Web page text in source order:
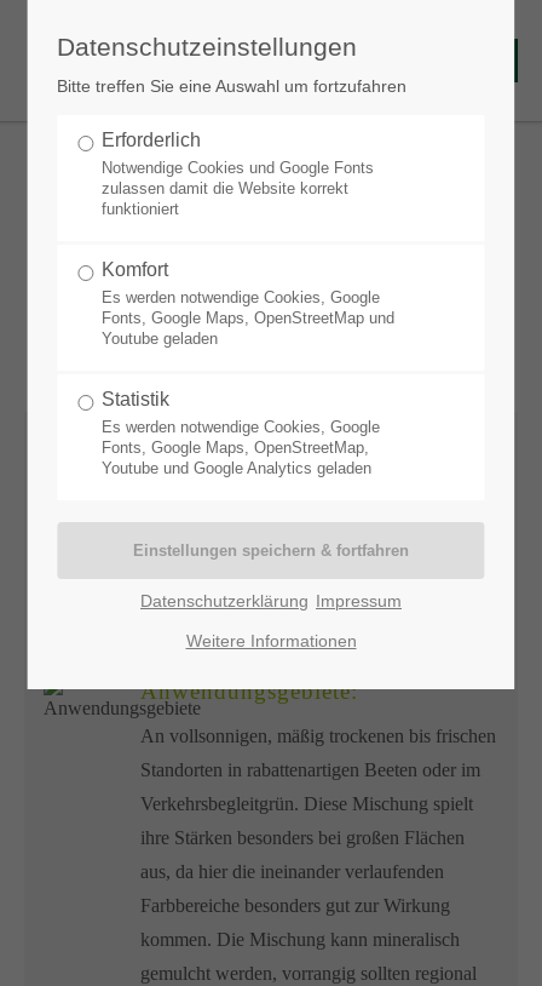
Standort:
Licht:
Anwendungsgebiete:
An vollsonnigen, mäßig trockenen bis frischen
Standorten in rabattenartigen Beeten oder im
Verkehrsbegleitgrün. Diese Mischung spielt
ihre Stärken besonders bei großen Flächen
aus, da hier die ineinander verlaufenden
Farbbereiche besonders gut zur Wirkung
kommen. Die Mischung kann mineralisch
gemulcht werden, vorrangig sollten regional
Datenschutzeinstellungen
Bitte treffen Sie eine Auswahl um fortzufahren
Erforderlich
Notwendige Cookies und Google Fonts
zulassen damit die Website korrekt
funktioniert
Komfort
Es werden notwendige Cookies, Google
Fonts, Google Maps, OpenStreetMap und
Youtube geladen
Statistik
Es werden notwendige Cookies, Google
Fonts, Google Maps, OpenStreetMap,
Youtube und Google Analytics geladen
Datenschutzerklärung Impressum
Weitere Informationen